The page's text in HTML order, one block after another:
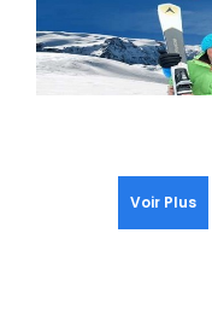
Voir Plus